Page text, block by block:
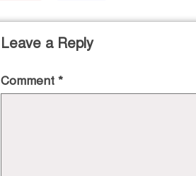
Leave a Reply
Comment *